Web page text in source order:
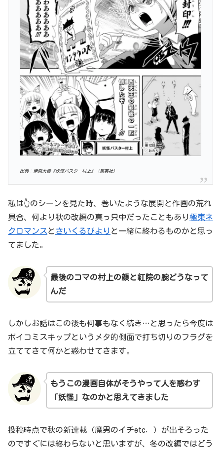
出典：伊原大貴『妖怪バスター村上』（集英社）
私は👆のシーンを見た時、巻いたような展開と作画の荒れ
具合、何より秋の改編の真っ只中だったこともあり極東ネ
クロマンス と さいくるびより と一緒に終わるものかと思っ
てました。
最後のコマの村上の顔と紅院の腕どうなって
んだ
しかしお話はこの後も何事もなく続き…と思ったら今度は
ボイコミスキップというメタ的側面で打ち切りのフラグを
立ててきて何かと惑わせてきます。
もうこの漫画自体がそうやって人を惑わす
「妖怪」なのかと思えてきました
投稿時点で秋の新連載（魔男のイチetc．）が出そろった
のですぐには終わらないと思いますが、冬の改編ではどう